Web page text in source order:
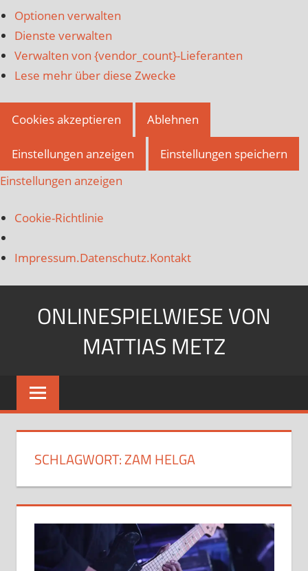
Optionen verwalten
Dienste verwalten
Verwalten von {vendor_count}-Lieferanten
Lese mehr über diese Zwecke
Cookies akzeptieren Ablehnen
Einstellungen anzeigen
Einstellungen speichern
Einstellungen anzeigen
Cookie-Richtlinie
Impressum.Datenschutz.Kontakt
ONLINESPIELWIESE VON
MATTIAS METZ
Pfadfinder.
SciFi-
Gärtner?
SCHLAGWORT:ZAM HELGA